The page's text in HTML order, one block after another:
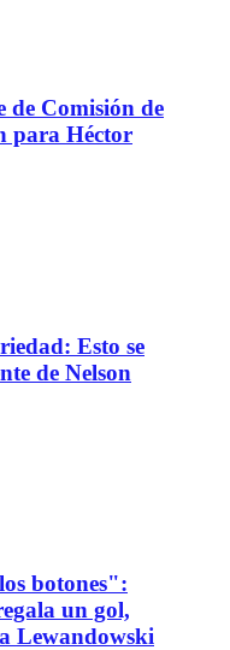
de Comisión de
para Héctor
Esto se
de Nelson
botones":
un gol,
Lewandowski